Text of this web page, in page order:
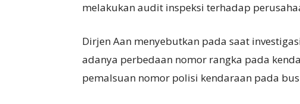
melakukan audit inspeksi terhadap
Dirjen Aan menyebutkan pada saat
adanya perbedaan nomor rangka pada
pemalsuan nomor polisi kendaraan pada bus